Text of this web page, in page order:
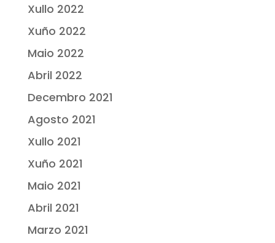
Xullo 2022
Xuño 2022
Maio 2022
Abril 2022
Decembro 2021
Agosto 2021
Xullo 2021
Xuño 2021
Maio 2021
Abril 2021
Marzo 2021